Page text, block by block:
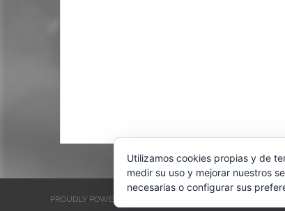
PROUDLY POWERED BY WORDPRESS
Utilizamos cookies propias y de
medir su uso y mejorar nuestros
necesarias o configurar sus